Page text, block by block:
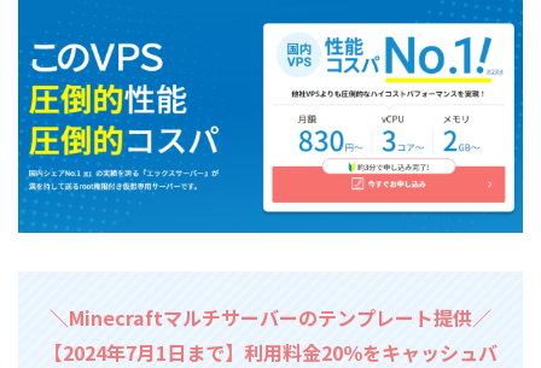
＼Minecraftマルチサーバーのテンプレート提供／
【2024年7月1日まで】利用料金20％をキャッシュバ